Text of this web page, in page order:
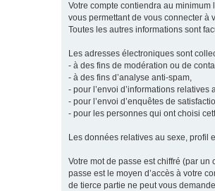
Votre compte contiendra au
vous permettant de vous connecter à
Toutes les autres informations sont
Les adresses électroniques sont
- à des fins de modération ou de
- à des fins d’analyse anti-spam,
- pour l’envoi d’informations
- pour l’envoi d’enquêtes de
- pour les personnes qui ont choisi
Les données relatives au sexe, profil
Votre mot de passe est chiffré (par
passe est le moyen d’accès à votre
de tierce partie ne peut vous